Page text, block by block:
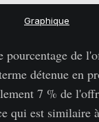
Graphique
pourcentage de
détenue en
7 % de
qui est similaire